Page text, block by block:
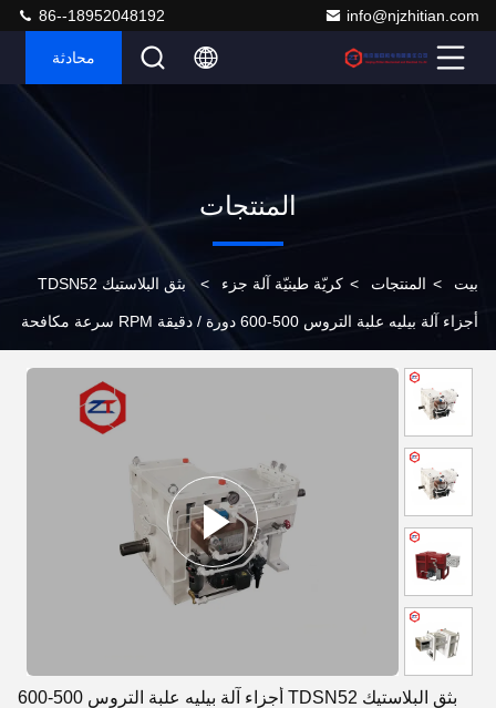
info@njzhitian.com
86--18952048192
محادثة
المنتجات
بيت > المنتجات > كريّة طينيّة آلة جزء > بثق البلاستيك TDSN52
أجزاء آلة بيليه علبة التروس 500-600 دورة / دقيقة RPM سرعة مكافحة
بثق البلاستيك TDSN52 أجزاء آلة بيليه علبة التروس 500-600